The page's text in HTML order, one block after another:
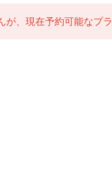
が、現在予約可能なプ